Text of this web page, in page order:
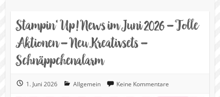
Stampin‘ Up! News im Juni 2026 – Tolle
Aktionen – Neu Kreativsets –
Schnäppchenalarm
1. Juni 2026 Allgemein Keine Kommentare